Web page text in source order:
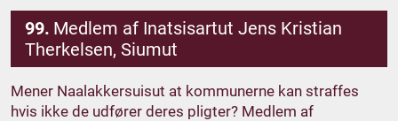
99. Medlem af Inatsisartut Jens Kristian
Therkelsen, Siumut
Mener Naalakkersuisut at kommunerne kan straffes
hvis ikke de udfører deres pligter? Medlem af